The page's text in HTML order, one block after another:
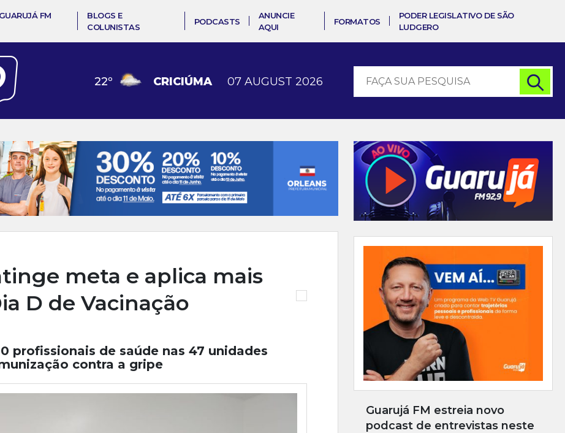
FM
BLOGS E
COLUNISTAS
PODCASTS
ANUNCIE
AQUI
FORMATOS
PODER LEGISLATIVO DE SÃO
LUDGERO
22º CRICIÚMA 07 AUGUST 2026
meta e aplica mais
D de Vacinação
profissionais de saúde nas 47 unidades
contra a gripe
Guarujá FM estreia novo
podcast de entrevistas neste